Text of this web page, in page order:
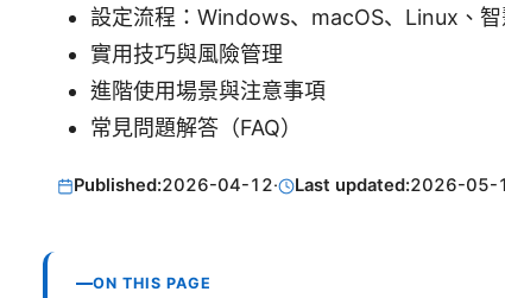
設定流程：Windows、macOS、Linux、
實用技巧與風險管理
進階使用場景與注意事項
常見問題解答（FAQ）
Published:2026-04-12· Last updated:2026-05-
ON THIS PAGE